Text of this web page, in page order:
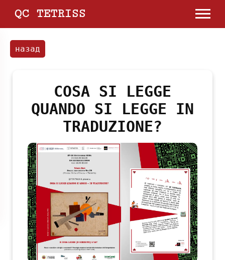
QC TETRISS
назад
COSA SI LEGGE
QUANDO SI LEGGE IN
TRADUZIONE?